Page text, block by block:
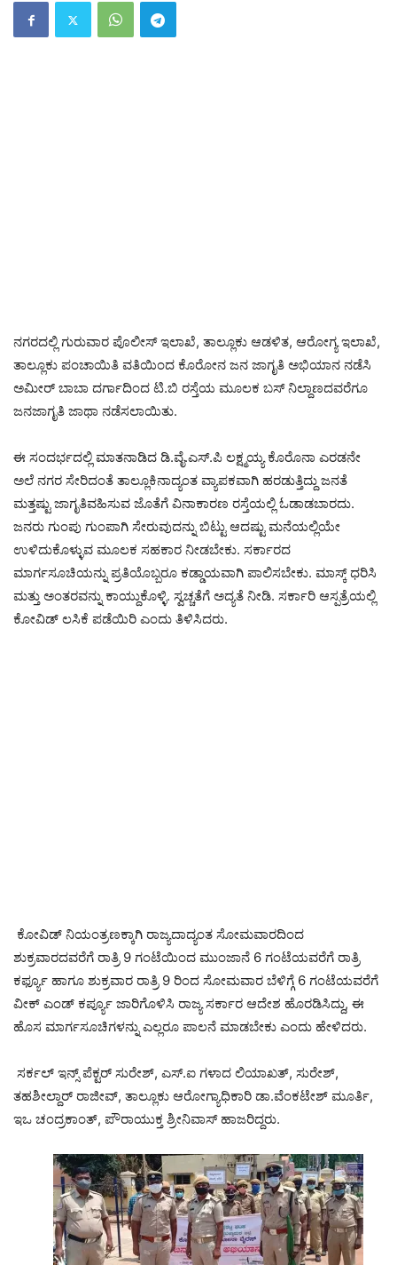
ನಗರದಲ್ಲಿ ಗುರುವಾರ ಪೊಲೀಸ್ ಇಲಾಖೆ, ತಾಲ್ಲೂಕು ಆಡಳಿತ, ಆರೋಗ್ಯ ಇಲಾಖೆ,
ತಾಲ್ಲೂಕು ಪಂಚಾಯಿತಿ ವತಿಯಿಂದ ಕೊರೋನ ಜನ ಜಾಗೃತಿ ಅಭಿಯಾನ ನಡೆಸಿ
ಅಮೀರ್ ಬಾಬಾ ದರ್ಗಾದಿಂದ ಟಿ.ಬಿ ರಸ್ತೆಯ ಮೂಲಕ ಬಸ್ ನಿಲ್ದಾಣದವರೆಗೂ
ಜನಜಾಗೃತಿ ಜಾಥಾ ನಡೆಸಲಾಯಿತು.
ಈ ಸಂದರ್ಭದಲ್ಲಿ ಮಾತನಾಡಿದ ಡಿ.ವೈ.ಎಸ್.ಪಿ ಲಕ್ಷ್ಮಯ್ಯ ಕೊರೊನಾ ಎರಡನೇ
ಅಲೆ ನಗರ ಸೇರಿದಂತೆ ತಾಲ್ಲೂಕಿನಾದ್ಯಂತ ವ್ಯಾಪಕವಾಗಿ ಹರಡುತ್ತಿದ್ದು ಜನತೆ
ಮತ್ತಷ್ಟು ಜಾಗೃತಿವಹಿಸುವ ಜೊತೆಗೆ ವಿನಾಕಾರಣ ರಸ್ತೆಯಲ್ಲಿ ಓಡಾಡಬಾರದು.
ಜನರು ಗುಂಪು ಗುಂಪಾಗಿ ಸೇರುವುದನ್ನು ಬಿಟ್ಟು ಆದಷ್ಟು ಮನೆಯಲ್ಲಿಯೇ
ಉಳಿದುಕೊಳ್ಳುವ ಮೂಲಕ ಸಹಕಾರ ನೀಡಬೇಕು. ಸರ್ಕಾರದ
ಮಾರ್ಗಸೂಚಿಯನ್ನು ಪ್ರತಿಯೊಬ್ಬರೂ ಕಡ್ಡಾಯವಾಗಿ ಪಾಲಿಸಬೇಕು. ಮಾಸ್ಕ್ ಧರಿಸಿ
ಮತ್ತು ಅಂತರವನ್ನು ಕಾಯ್ದುಕೊಳ್ಳಿ. ಸ್ವಚ್ಚತೆಗೆ ಅದ್ಯತೆ ನೀಡಿ. ಸರ್ಕಾರಿ ಆಸ್ಪತ್ರೆಯಲ್ಲಿ
ಕೋವಿಡ್ ಲಸಿಕೆ ಪಡೆಯಿರಿ ಎಂದು ತಿಳಿಸಿದರು.
ಕೋವಿಡ್ ನಿಯಂತ್ರಣಕ್ಕಾಗಿ ರಾಜ್ಯದಾದ್ಯಂತ ಸೋಮವಾರದಿಂದ
ಶುಕ್ರವಾರದವರೆಗೆ ರಾತ್ರಿ 9 ಗಂಟೆಯಿಂದ ಮುಂಜಾನೆ 6 ಗಂಟೆಯವರೆಗೆ ರಾತ್ರಿ
ಕರ್ಫ್ಯೂ ಹಾಗೂ ಶುಕ್ರವಾರ ರಾತ್ರಿ 9 ರಿಂದ ಸೋಮವಾರ ಬೆಳಿಗ್ಗೆ 6 ಗಂಟೆಯವರೆಗೆ
ವೀಕ್ ಎಂಡ್ ಕರ್ಪ್ಯೂ ಜಾರಿಗೊಳಿಸಿ ರಾಜ್ಯ ಸರ್ಕಾರ ಆದೇಶ ಹೊರಡಿಸಿದ್ದು, ಈ
ಹೊಸ ಮಾರ್ಗಸೂಚಿಗಳನ್ನು ಎಲ್ಲರೂ ಪಾಲನೆ ಮಾಡಬೇಕು ಎಂದು ಹೇಳಿದರು.
ಸರ್ಕಲ್ ಇನ್ಸ್ ಪೆಕ್ಟರ್ ಸುರೇಶ್, ಎಸ್.ಐ ಗಳಾದ ಲಿಯಾಖತ್, ಸುರೇಶ್,
ತಹಶೀಲ್ದಾರ್ ರಾಜೀವ್, ತಾಲ್ಲೂಕು ಆರೋಗ್ಯಾಧಿಕಾರಿ ಡಾ.ವೆಂಕಟೇಶ್ ಮೂರ್ತಿ,
ಇಒ ಚಂದ್ರಕಾಂತ್, ಪೌರಾಯುಕ್ತ ಶ್ರೀನಿವಾಸ್ ಹಾಜರಿದ್ದರು.